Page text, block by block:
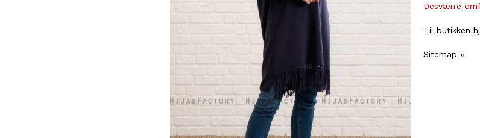
Desværre
Til butikken
Sitemap »